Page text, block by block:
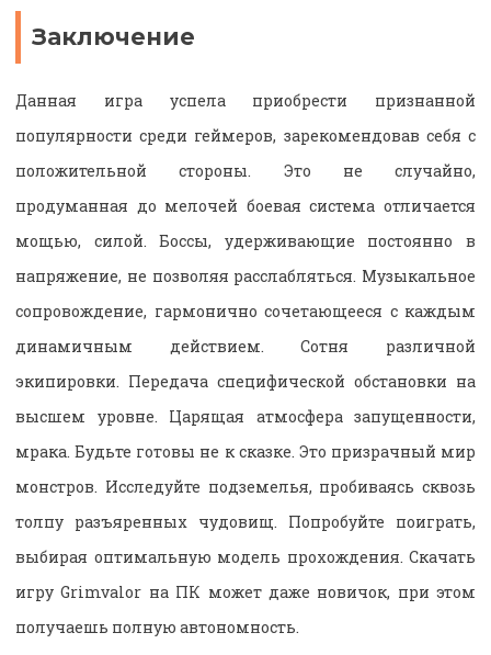
Заключение
Данная игра успела приобрести признанной
популярности среди геймеров, зарекомендовав себя с
положительной стороны. Это не случайно,
продуманная до мелочей боевая система отличается
мощью, силой. Боссы, удерживающие постоянно в
напряжение, не позволяя расслабляться. Музыкальное
сопровождение, гармонично сочетающееся с каждым
динамичным действием. Сотня различной
экипировки. Передача специфической обстановки на
высшем уровне. Царящая атмосфера запущенности,
мрака. Будьте готовы не к сказке. Это призрачный мир
монстров. Исследуйте подземелья, пробиваясь сквозь
толпу разъяренных чудовищ. Попробуйте поиграть,
выбирая оптимальную модель прохождения. Скачать
игру Grimvalor на ПК может даже новичок, при этом
получаешь полную автономность.